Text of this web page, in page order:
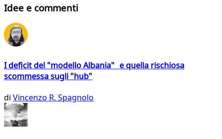
Idee e commenti
I deficit del "modello Albania" e quella rischiosa
scommessa sugli "hub"
di Vincenzo R. Spagnolo